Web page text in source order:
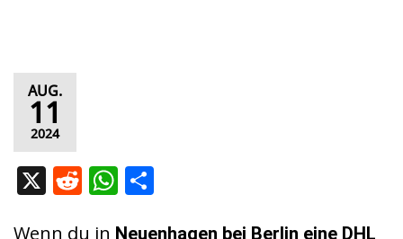
AUG.
11
2024
X R W
Wenn du in Neuenhagen bei Berlin eine DHL